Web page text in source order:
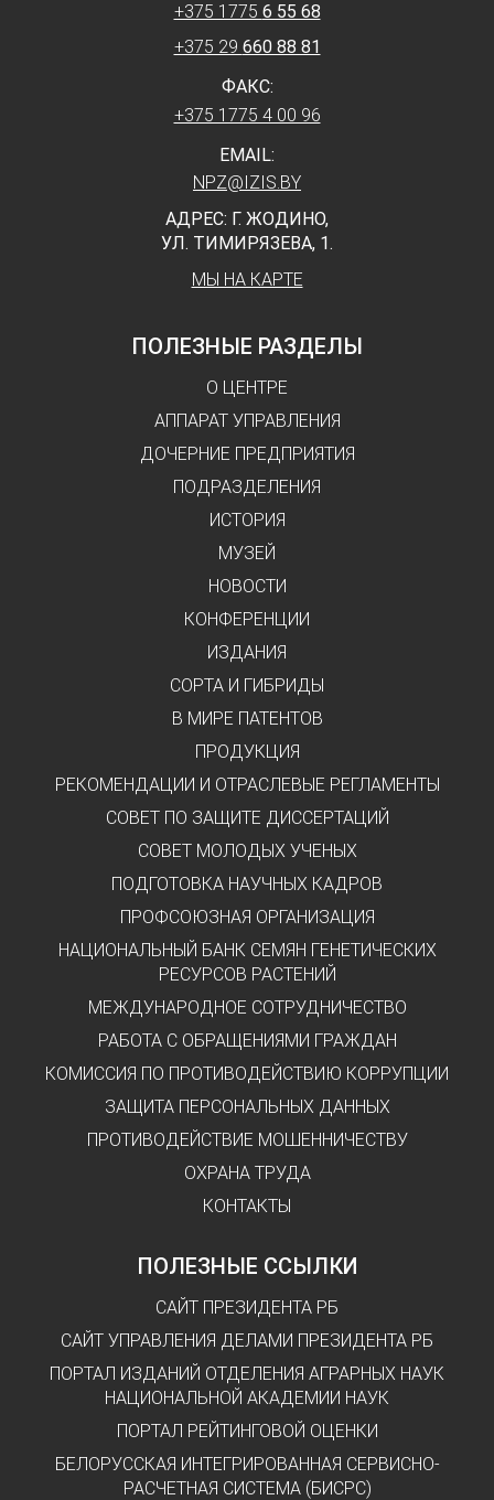
ПОЛЕЗНЫЕ РАЗДЕЛЫ
О ЦЕНТРЕ
АППАРАТ УПРАВЛЕНИЯ
ДОЧЕРНИЕ ПРЕДПРИЯТИЯ
ПОДРАЗДЕЛЕНИЯ
ИСТОРИЯ
МУЗЕЙ
НОВОСТИ
КОНФЕРЕНЦИИ
ИЗДАНИЯ
СОРТА И ГИБРИДЫ
В МИРЕ ПАТЕНТОВ
ПРОДУКЦИЯ
РЕКОМЕНДАЦИИ И ОТРАСЛЕВЫЕ РЕГЛАМЕНТЫ
СОВЕТ ПО ЗАЩИТЕ ДИССЕРТАЦИЙ
СОВЕТ МОЛОДЫХ УЧЕНЫХ
ПОДГОТОВКА НАУЧНЫХ КАДРОВ
ПРОФСОЮЗНАЯ ОРГАНИЗАЦИЯ
НАЦИОНАЛЬНЫЙ БАНК СЕМЯН ГЕНЕТИЧЕСКИХ
РЕСУРСОВ РАСТЕНИЙ
МЕЖДУНАРОДНОЕ СОТРУДНИЧЕСТВО
РАБОТА С ОБРАЩЕНИЯМИ ГРАЖДАН
КОМИССИЯ ПО ПРОТИВОДЕЙСТВИЮ КОРРУПЦИИ
ЗАЩИТА ПЕРСОНАЛЬНЫХ ДАННЫХ
ПРОТИВОДЕЙСТВИЕ МОШЕННИЧЕСТВУ
ОХРАНА ТРУДА
КОНТАКТЫ
ПОЛЕЗНЫЕ ССЫЛКИ
САЙТ ПРЕЗИДЕНТА РБ
САЙТ УПРАВЛЕНИЯ ДЕЛАМИ ПРЕЗИДЕНТА РБ
ПОРТАЛ ИЗДАНИЙ ОТДЕЛЕНИЯ АГРАРНЫХ НАУК
НАЦИОНАЛЬНОЙ АКАДЕМИИ НАУК
ПОРТАЛ РЕЙТИНГОВОЙ ОЦЕНКИ
БЕЛОРУССКАЯ ИНТЕГРИРОВАННАЯ СЕРВИСНО-
РАСЧЕТНАЯ СИСТЕМА (БИСРС)
+375 1775 6 55 68
+375 29 660 88 81
ФАКС:
+375 1775 4 00 96
EMAIL:
NPZ@IZIS.BY
АДРЕС: Г. ЖОДИНО,
УЛ. ТИМИРЯЗЕВА, 1.
МЫ НА КАРТЕ